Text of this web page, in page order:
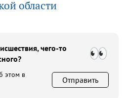
области
чего-то
этом в
Отправить